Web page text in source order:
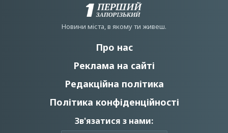
Новини мiста, в якому ти живеш.
Про нас
Реклама на сайті
Редакційна політика
Політика конфіденційності
Зв'язатися з нами: